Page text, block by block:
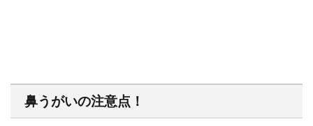
鼻うがいの注意点！